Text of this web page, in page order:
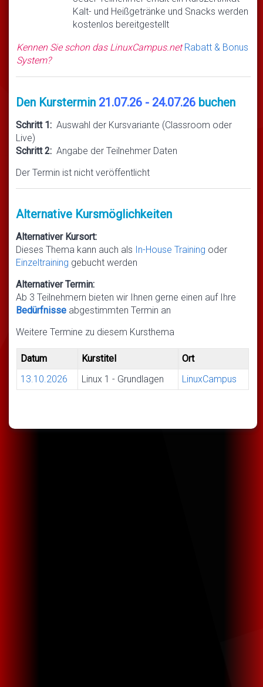
Kalt- und Heißgetränke und Snacks werden
kostenlos bereitgestellt
Kennen Sie schon das LinuxCampus.net Rabatt & Bonus
System?
Den Kurstermin 21.07.26 - 24.07.26 buchen
Schritt 1: Auswahl der Kursvariante (Classroom oder
Live)
Schritt 2: Angabe der Teilnehmer Daten
Der Termin ist nicht veröffentlicht
Alternative Kursmöglichkeiten
Alternativer Kursort:
Dieses Thema kann auch als In-House Training oder
Einzeltraining gebucht werden
Alternativer Termin:
Ab 3 Teilnehmern bieten wir Ihnen gerne einen auf Ihre
Bedürfnisse abgestimmten Termin an
Weitere Termine zu diesem Kursthema
Datum Kurstitel
Ort
13.10.2026
Linux 1 - Grundlagen LinuxCampus